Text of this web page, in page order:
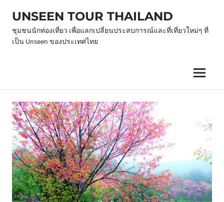
content
UNSEEN TOUR THAILAND
ชุมชนนักท่องเที่ยว เพื่อแลกเปลี่ยนประสบการณ์และที่เที่ยวใหม่ๆ ที่
เป็น Unseen ของประเทศไทย
Menu